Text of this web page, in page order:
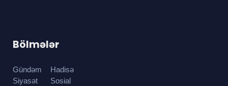
Bölmələr
Gündəm
Siyasət
Hadisə
Sosial